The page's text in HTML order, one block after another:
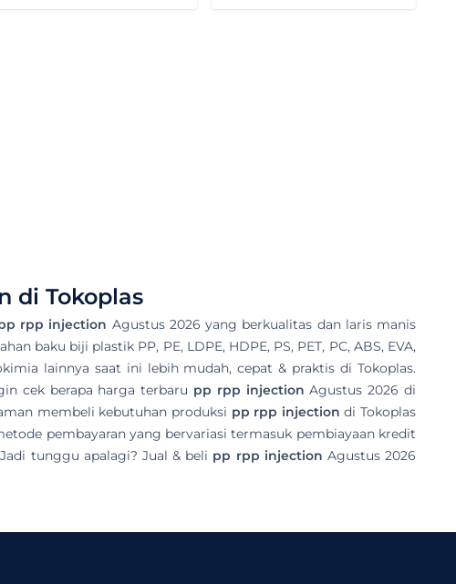
di Tokoplas
rpp injection Agustus 2026 yang berkualitas dan laris manis
baku biji plastik PP, PE, LDPE, HDPE, PS, PET, PC, ABS, EVA,
lainnya saat ini lebih mudah, cepat & praktis di Tokoplas.
cek berapa harga terbaru pp rpp injection Agustus 2026 di
membeli kebutuhan produksi pp rpp injection di Tokoplas
pembayaran yang bervariasi termasuk pembiayaan kredit
tunggu apalagi? Jual & beli pp rpp injection Agustus 2026